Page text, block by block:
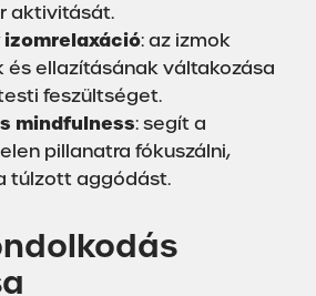
aktivitását.
izomrelaxáció: az izmok
és ellazításának váltakozása
feszültséget.
mindfulness: segít a
pillanatra fókuszálni,
túlzott aggódást.